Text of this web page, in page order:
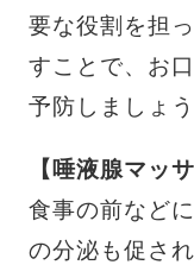
要な役割を担
すことで、お
予防しましょう
【唾液腺マッ
食事の前など
の分泌も促さ